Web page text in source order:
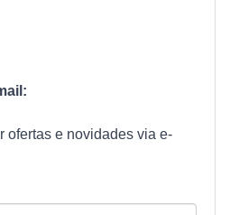
ofertas e novidades via e-